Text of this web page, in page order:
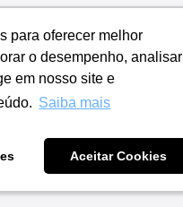
para oferecer melhor
o desempenho, analisar
em nosso site e
Saiba mais
Aceitar Cookies
para oferecer melhor
o desempenho, analisar
em nosso site e
Saiba mais
Aceitar Cookies